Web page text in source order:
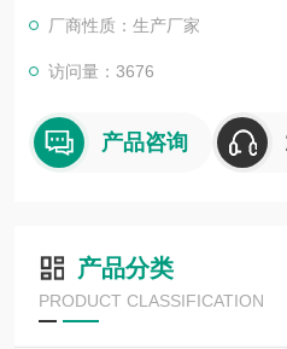
厂商性质：生产厂家
访问量：3676
产品咨询
产品分类
PRODUCT CLASSIFICATION